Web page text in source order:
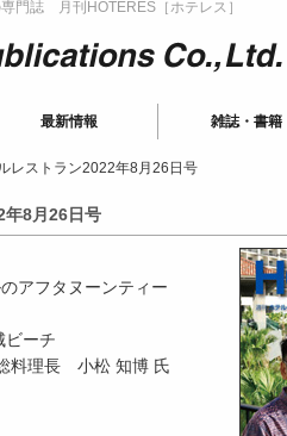
門誌 月刊HOTERES［ホテレス］
最新情報 雑誌・書籍
レストラン2022年8月26日号
年8月26日号
アフタヌーンティー
ビーチ
料理長 小松 知博 氏